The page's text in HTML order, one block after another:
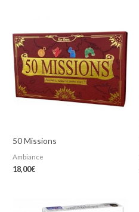
50 Missions
Ambiance
18,00€